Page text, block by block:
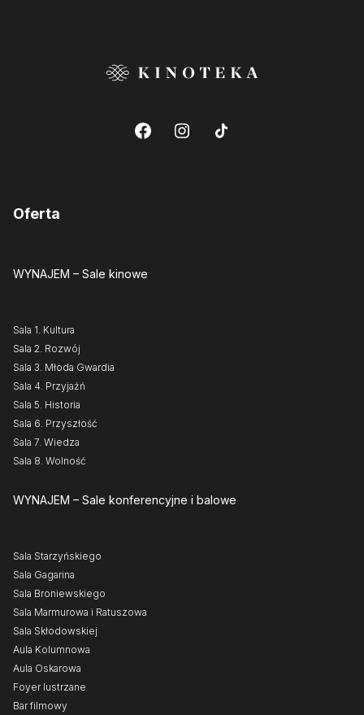
Oferta
WYNAJEM – Sale kinowe
Sala 1. Kultura
Sala 2. Rozwój
Sala 3. Młoda Gwardia
Sala 4. Przyjaźń
Sala 5. Historia
Sala 6. Przyszłość
Sala 7. Wiedza
Sala 8. Wolność
WYNAJEM – Sale konferencyjne i balowe
Sala Starzyńskiego
Sala Gagarina
Sala Broniewskiego
Sala Marmurowa i Ratuszowa
Sala Skłodowskiej
Aula Kolumnowa
Aula Oskarowa
Foyer lustrzane
Bar filmowy